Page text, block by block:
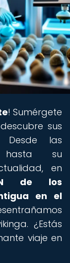
! Sumérgete
sus
Desde las
hasta su
en
de los
en el
¿Estás
viaje en